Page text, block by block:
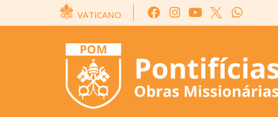
VATICANO